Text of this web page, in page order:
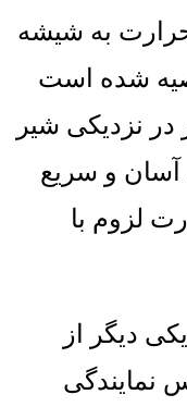
حرارت به شیشه
شده است
نزدیکی شیر
آسان و سریع
لزوم با
دیگر از
نمایندگی